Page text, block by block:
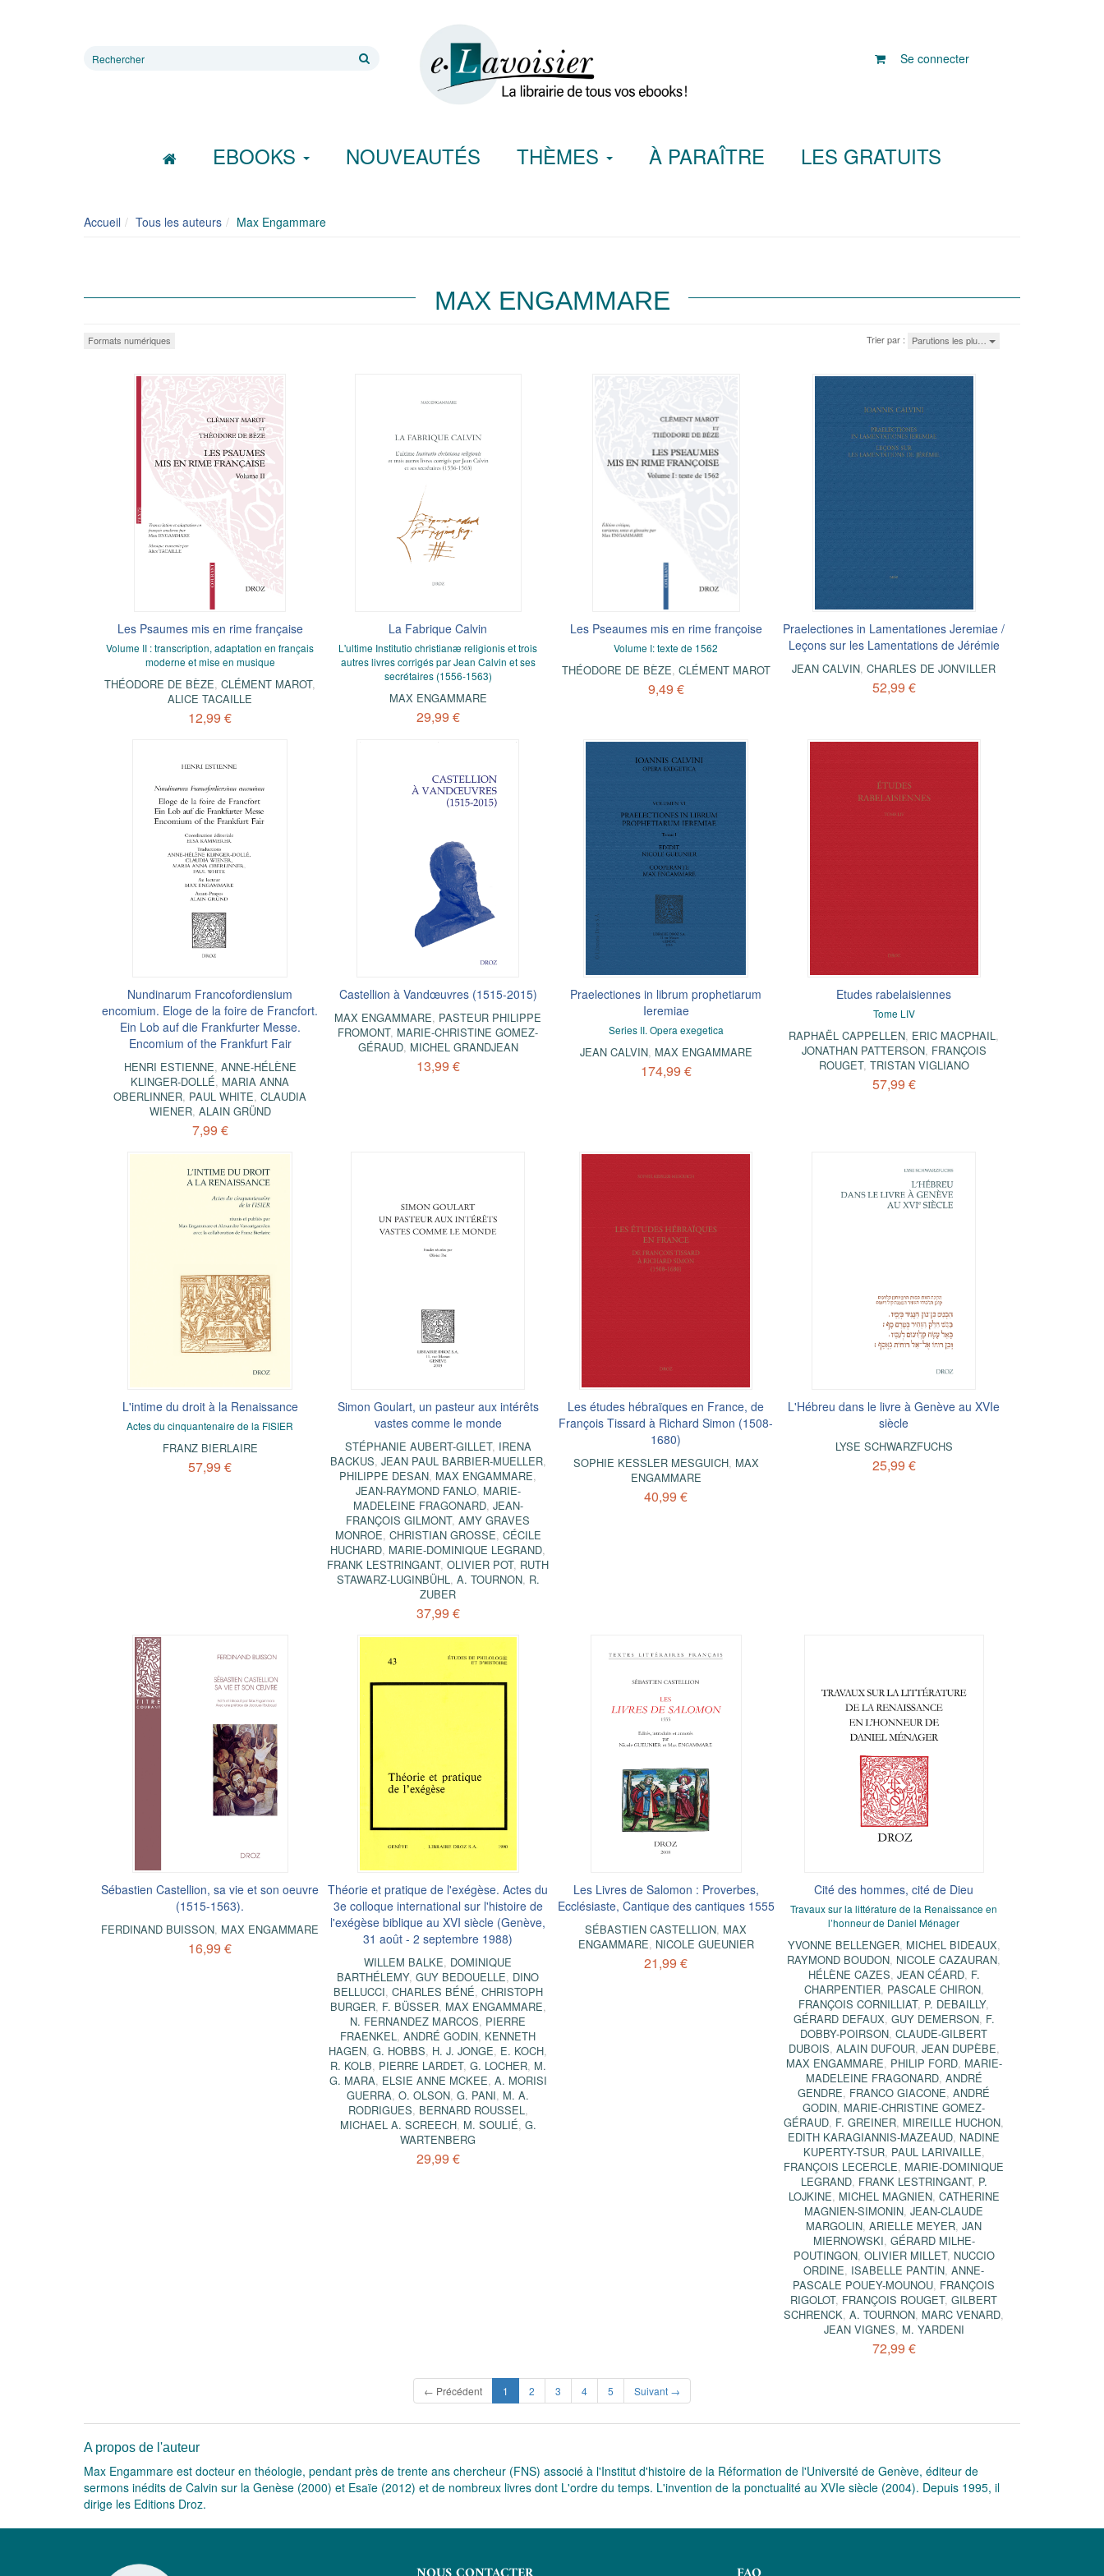
Rechercher
Se connecter
EBOOKS NOUVEAUTÉS THÈMES À PARAÎTRE LES GRATUITS
Accueil Tous les auteurs Max Engammare
MAX ENGAMMARE
Formats numériques Trier par : Parutions les plu…
Les Psaumes mis en rime française
Volume II : transcription, adaptation en français
moderne et mise en musique
THÉODORE DE BÈZE,CLÉMENT MAROT,
ALICE TACAILLE
12,99 €
La Fabrique Calvin
L'ultime Institutio christianæ religionis et trois
autres livres corrigés par Jean Calvin et ses
secrétaires (1556-1563)
MAX ENGAMMARE
29,99 €
Les Pseaumes mis en rime françoise
Volume I: texte de 1562
THÉODORE DE BÈZE, CLÉMENT MAROT
9,49 €
Praelectiones in Lamentationes Jeremiae /
Leçons sur les Lamentations de Jérémie
JEAN CALVIN,CHARLES DE JONVILLER
52,99 €
Nundinarum Francofordiensium
encomium. Eloge de la foire de Francfort.
Ein Lob auf die Frankfurter Messe.
Encomium of the Frankfurt Fair
HENRI ESTIENNE, ANNE-HÉLÈNE
KLINGER-DOLLÉ, MARIA ANNA
OBERLINNER, PAUL WHITE,CLAUDIA
WIENER, ALAIN GRÜND
7,99 €
Castellion à Vandœuvres (1515-2015)
MAX ENGAMMARE, PASTEUR PHILIPPE
FROMONT, MARIE-CHRISTINE GOMEZ-
GÉRAUD, MICHEL GRANDJEAN
13,99 €
Praelectiones in librum prophetiarum
Ieremiae
Series II. Opera exegetica
JEAN CALVIN, MAX ENGAMMARE
174,99 €
Etudes rabelaisiennes
Tome LIV
RAPHAËL CAPPELLEN, ERIC MACPHAIL ,
JONATHAN PATTERSON, FRANÇOIS
ROUGET, TRISTAN VIGLIANO
57,99 €
L'intime du droit à la Renaissance
Actes du cinquantenaire de la FISIER
FRANZ BIERLAIRE
57,99 €
Simon Goulart, un pasteur aux intérêts
vastes comme le monde
STÉPHANIE AUBERT-GILLET, IRENA
BACKUS, JEAN PAUL BARBIER-MUELLER,
PHILIPPE DESAN, MAX ENGAMMARE,
JEAN-RAYMOND FANLO, MARIE-
MADELEINE FRAGONARD, JEAN-
FRANÇOIS GILMONT,AMY GRAVES
MONROE, CHRISTIAN GROSSE, CÉCILE
HUCHARD, MARIE-DOMINIQUE LEGRAND,
FRANK LESTRINGANT,OLIVIER POT, RUTH
STAWARZ-LUGINBÜHL , A. TOURNON, R.
ZUBER
37,99 €
Les études hébraïques en France, de
François Tissard à Richard Simon (1508-
1680)
SOPHIE KESSLER MESGUICH, MAX
ENGAMMARE
40,99 €
L'Hébreu dans le livre à Genève au XVIe
siècle
LYSE SCHWARZFUCHS
25,99 €
Sébastien Castellion, sa vie et son oeuvre
(1515-1563).
FERDINAND BUISSON, MAX ENGAMMARE
16,99 €
Théorie et pratique de l'exégèse. Actes du
3e colloque international sur l'histoire de
l'exégèse biblique au XVI siècle (Genève,
31 août - 2 septembre 1988)
WILLEM BALKE, DOMINIQUE
BARTHÉLEMY,GUY BEDOUELLE, DINO
BELLUCCI, CHARLES BÉNÉ, CHRISTOPH
BURGER, F. BÜSSER, MAX ENGAMMARE,
N. FERNANDEZ MARCOS, PIERRE
FRAENKEL ,ANDRÉ GODIN, KENNETH
HAGEN,G. HOBBS, H. J. JONGE, E. KOCH,
R. KOLB, PIERRE LARDET, G. LOCHER, M.
G. MARA, ELSIE ANNE MCKEE, A. MORISI
GUERRA,O. OLSON,G. PANI, M. A.
RODRIGUES, BERNARD ROUSSEL ,
MICHAEL A. SCREECH, M. SOULIÉ, G.
WARTENBERG
29,99 €
Les Livres de Salomon : Proverbes,
Ecclésiaste, Cantique des cantiques 1555
SÉBASTIEN CASTELLION, MAX
ENGAMMARE, NICOLE GUEUNIER
21,99 €
Cité des hommes, cité de Dieu
Travaux sur la littérature de la Renaissance en
l’honneur de Daniel Ménager
YVONNE BELLENGER, MICHEL BIDEAUX,
RAYMOND BOUDON, NICOLE CAZAURAN,
HÉLÈNE CAZES, JEAN CÉARD, F.
CHARPENTIER, PASCALE CHIRON,
FRANÇOIS CORNILLIAT, P. DEBAILLY,
GÉRARD DEFAUX, GUY DEMERSON, F.
DOBBY-POIRSON,CLAUDE-GILBERT
DUBOIS, ALAIN DUFOUR, JEAN DUPÈBE,
MAX ENGAMMARE, PHILIP FORD, MARIE-
MADELEINE FRAGONARD, ANDRÉ
GENDRE, FRANCO GIACONE,ANDRÉ
GODIN, MARIE-CHRISTINE GOMEZ-
GÉRAUD, F. GREINER, MIREILLE HUCHON,
EDITH KARAGIANNIS-MAZEAUD, NADINE
KUPERTY-TSUR, PAUL LARIVAILLE,
FRANÇOIS LECERCLE, MARIE-DOMINIQUE
LEGRAND, FRANK LESTRINGANT, P.
LOJKINE, MICHEL MAGNIEN, CATHERINE
MAGNIEN-SIMONIN,JEAN-CLAUDE
MARGOLIN,ARIELLE MEYER,JAN
MIERNOWSKI, GÉRARD MILHE-
POUTINGON, OLIVIER MILLET, NUCCIO
ORDINE, ISABELLE PANTIN,ANNE-
PASCALE POUEY-MOUNOU, FRANÇOIS
RIGOLOT, FRANÇOIS ROUGET,GILBERT
SCHRENCK,A. TOURNON, MARC VENARD,
JEAN VIGNES, M. YARDENI
72,99 €
← Précédent 1 (current)
2 3 4 5 Suivant →
A propos de l'auteur
Max Engammare est docteur en théologie, pendant près de trente ans chercheur (FNS) associé à l'Institut d'histoire de la Réformation de l'Université de Genève, éditeur de
sermons inédits de Calvin sur la Genèse (2000) et Esaïe (2012) et de nombreux livres dont L'ordre du temps. L'invention de la ponctualité au XVIe siècle (2004). Depuis 1995, il
dirige les Editions Droz.